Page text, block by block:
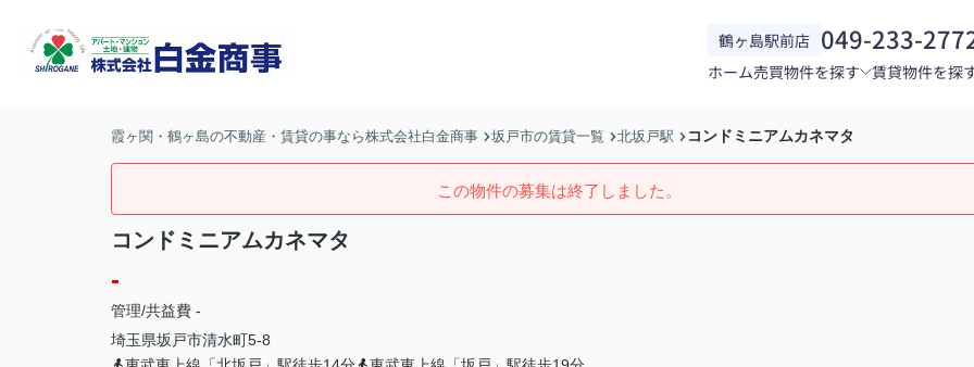
鶴ヶ島駅前店 049-233-
ホーム売買物件を探す 賃貸物件を探
霞ヶ関・鶴ヶ島の不動産・賃貸の事なら株式会社白金商事 坂戸市の賃貸一覧 北坂戸駅 コンドミニアムカネマタ
この物件の募集は終了しました。
コンドミニアムカネマタ
-
管理/共益費 -
埼玉県坂戸市清水町5-8